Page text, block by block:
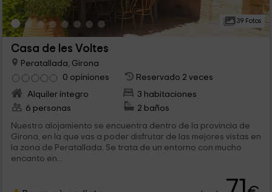
39 Fotos
Casa de les Voltes
Peratallada, Girona
0 opiniones
Reservado 2 veces
Alquiler íntegro
3 habitaciones
6 personas
2 baños
Nuestro alojamiento se encuentra dentro de la provincia de
Girona, en la que vas a poder disfrutar de las mejores vistas en
la zona de Peratallada. Se trata de un entorno con mucho
encanto en...